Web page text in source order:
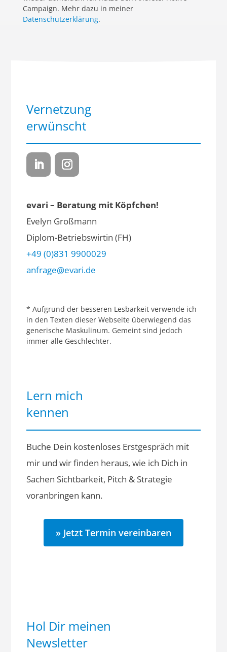
Campaign. Mehr dazu in meiner
Datenschutzerklärung.
Vernetzung
erwünscht
evari – Beratung mit Köpfchen!
Evelyn Großmann
Diplom-Betriebswirtin (FH)
+49 (0)831 9900029
anfrage@evari.de
* Aufgrund der besseren Lesbarkeit verwende ich
in den Texten dieser Webseite überwiegend das
generische Maskulinum. Gemeint sind jedoch
immer alle Geschlechter.
Lern mich
kennen
Buche Dein kostenloses Erstgespräch mit
mir und wir finden heraus, wie ich Dich in
Sachen Sichtbarkeit, Pitch & Strategie
voranbringen kann.
» Jetzt Termin vereinbaren
Hol Dir meinen
Newsletter